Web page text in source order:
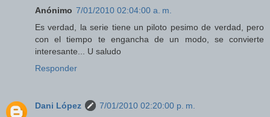
Anónimo 7/01/2010 02:04:00 a. m.
Es verdad, la serie tiene un piloto pesimo de verdad, pero
con el tiempo te engancha de un modo, se convierte
interesante... U saludo
Responder
Dani López
7/01/2010 02:20:00 p. m.